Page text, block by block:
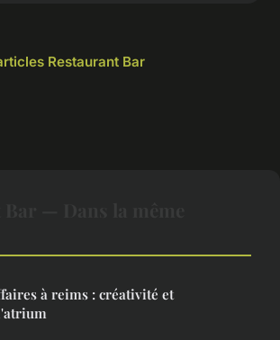
Restaurant Bar
à reims : créativité et